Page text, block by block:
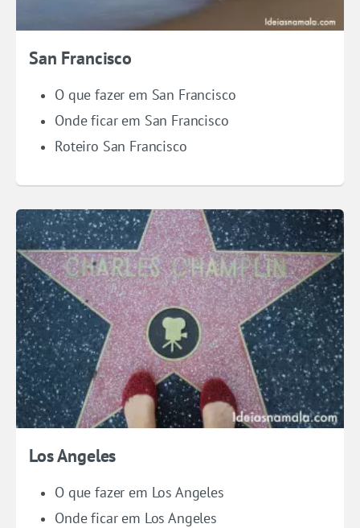
San Francisco
O que fazer em San Francisco
Onde ficar em San Francisco
Roteiro San Francisco
Los Angeles
O que fazer em Los Angeles
Onde ficar em Los Angeles